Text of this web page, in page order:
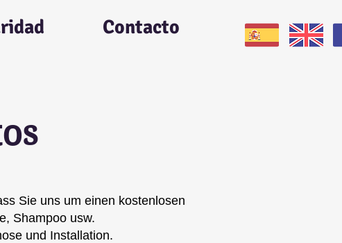
Contacto
Sie uns um einen kostenlosen
Shampoo usw.
und Installation.